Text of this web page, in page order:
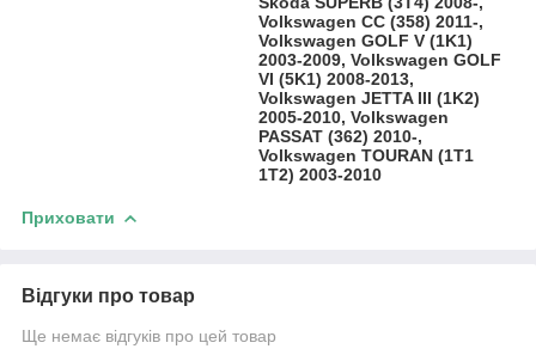
Volkswagen CC (358) 2011-,
Volkswagen GOLF V (1K1)
2003-2009, Volkswagen GOLF
VI (5K1) 2008-2013,
Volkswagen JETTA III (1K2)
2005-2010, Volkswagen
PASSAT (362) 2010-,
Volkswagen TOURAN (1T1
1T2) 2003-2010
Приховати
Відгуки про товар
Ще немає відгуків про цей товар